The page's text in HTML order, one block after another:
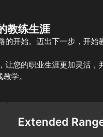
教练生涯
开始。迈出下一步，开始
您的职业生涯更加灵活
学。
Extended